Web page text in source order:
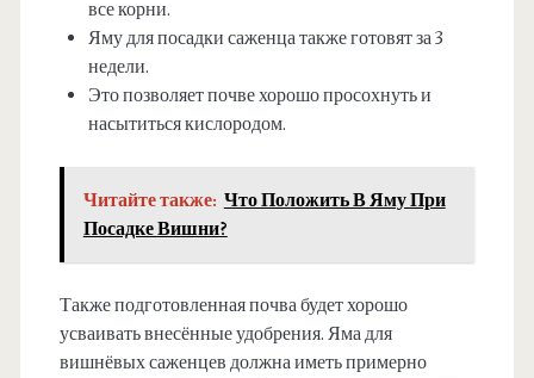
все корни.
Яму для посадки саженца также готовят за 3
недели.
Это позволяет почве хорошо просохнуть и
насытиться кислородом.
Читайте также: Что Положить В Яму При
Посадке Вишни?
Также подготовленная почва будет хорошо
усваивать внесённые удобрения. Яма для
вишнёвых саженцев должна иметь примерно